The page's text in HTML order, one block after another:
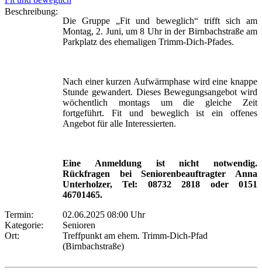
Beschreibung:
Die Gruppe „Fit und beweglich“ trifft sich am
Montag, 2. Juni, um 8 Uhr in der Birnbachstraße am
Parkplatz des ehemaligen Trimm-Dich-Pfades.
Nach einer kurzen Aufwärmphase wird eine knappe
Stunde gewandert. Dieses Bewegungsangebot wird
wöchentlich montags um die gleiche Zeit
fortgeführt. Fit und beweglich ist ein offenes
Angebot für alle Interessierten.
Eine Anmeldung ist nicht notwendig.
Rückfragen bei Seniorenbeauftragter Anna
Unterholzer, Tel: 08732 2818 oder 0151
46701465.
Termin:
02.06.2025 08:00 Uhr
Kategorie:
Senioren
Ort:
Treffpunkt am ehem. Trimm-Dich-Pfad
(Birnbachstraße)